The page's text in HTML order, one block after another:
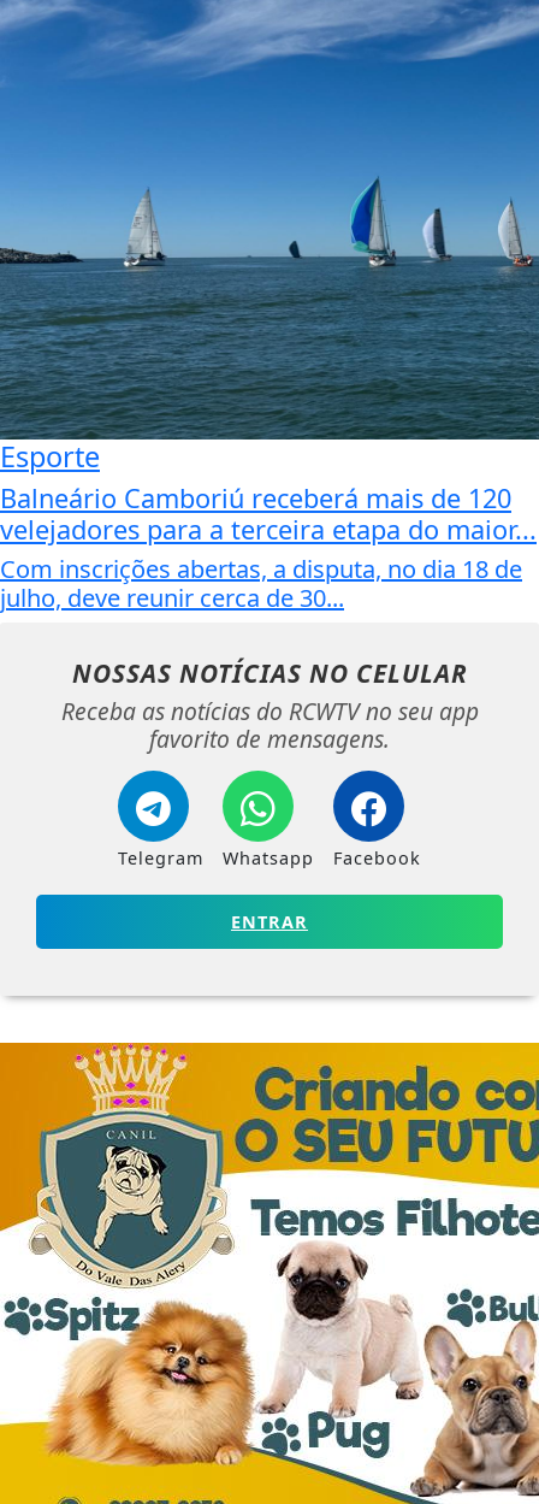
Esporte
Balneário Camboriú receberá mais de 120
velejadores para a terceira etapa do maior...
Com inscrições abertas, a disputa, no dia 18 de
julho, deve reunir cerca de 30...
NOSSAS NOTÍCIAS NO CELULAR
Receba as notícias do RCWTV no seu app
favorito de mensagens.
Telegram Whatsapp Facebook
ENTRAR